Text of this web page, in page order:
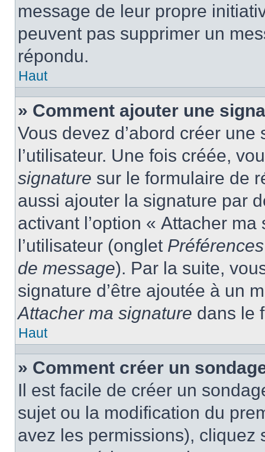
message de leur propre
peuvent pas supprimer un
répondu.
Haut
» Comment ajouter une
Vous devez d’abord créer
l’utilisateur. Une fois créée,
signature sur le formulaire de
aussi ajouter la signature par
activant l’option « Attacher
l’utilisateur (onglet
de message). Par la suite,
signature d’être ajoutée à un
Attacher ma signature dans le
Haut
» Comment créer un
Il est facile de créer un
sujet ou la modification du
avez les permissions), cliquez